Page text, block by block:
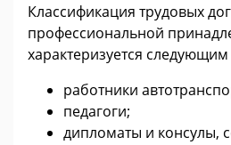
Классификация трудовых
профессиональной
характеризуется
работники
педагоги;
дипломаты и консулы,